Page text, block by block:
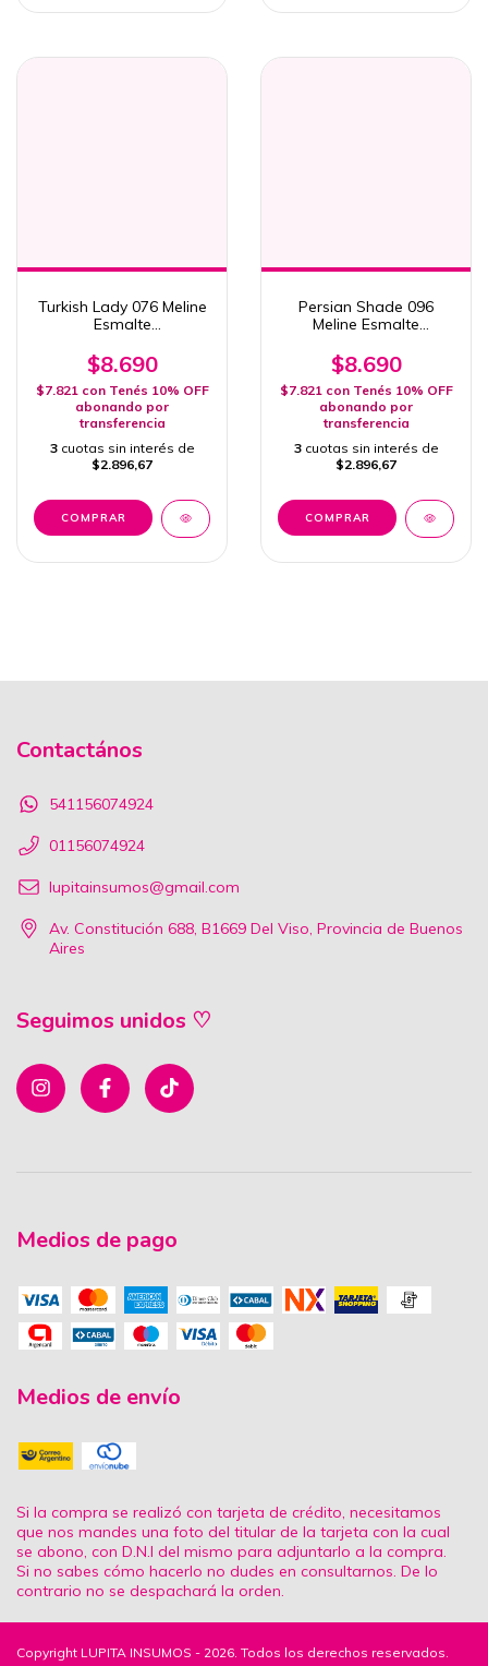
Turkish Lady 076 Meline
Esmalte
Uv/Led
$8.690
$7.821 con Tenés 10% OFF
abonando por
transferencia
3 cuotas sin interés de
$2.896,67
Persian Shade 096
Meline Esmalte
Uv/Led
$8.690
$7.821 con Tenés 10% OFF
abonando por
transferencia
3 cuotas sin interés de
$2.896,67
Contactános
541156074924
01156074924
lupitainsumos@gmail.com
Av. Constitución 688, B1669 Del Viso, Provincia de Buenos
Aires
Seguimos unidos ♡
Medios de pago
Medios de envío
Si la compra se realizó con tarjeta de crédito, necesitamos
que nos mandes una foto del titular de la tarjeta con la cual
se abono, con D.N.I del mismo para adjuntarlo a la compra.
Si no sabes cómo hacerlo no dudes en consultarnos. De lo
contrario no se despachará la orden.
Copyright LUPITA INSUMOS - 2026. Todos los derechos reservados.